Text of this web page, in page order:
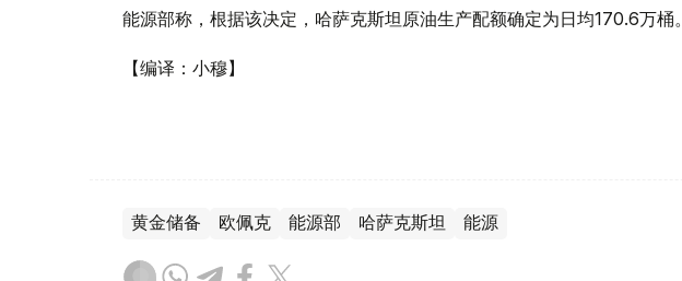
能源部称，根据该决定，哈萨克斯坦原油生产配额确定为日均170.6万桶。
【编译：小穆】
黄金储备 欧佩克 能源部 哈萨克斯坦 能源